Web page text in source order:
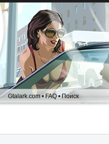
Gtalark.com •FAQ•Поиск